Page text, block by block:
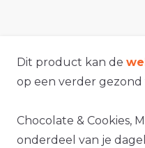
Dit product kan de
op een verder
Chocolate & Cookies,
onderdeel van je